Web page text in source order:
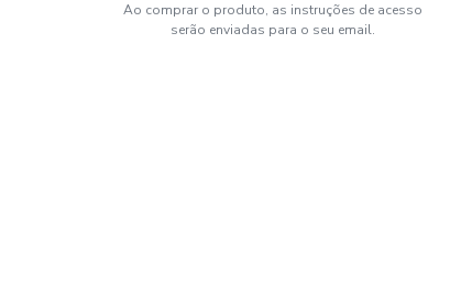
Ao comprar o produto, as instruções de acesso
serão enviadas para o seu email.